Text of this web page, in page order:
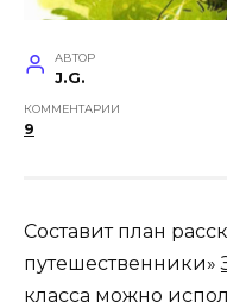
АВТОР
J.G.
КОММЕНТАРИИ
9
Составит план
путешественники»
класса можно